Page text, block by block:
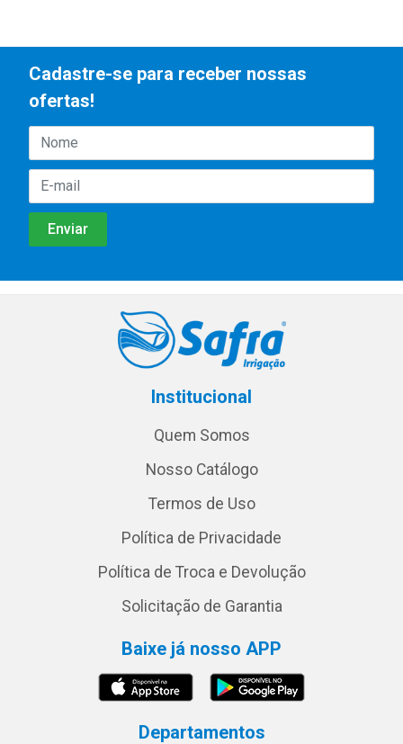
Cadastre-se para receber nossas
ofertas!
Institucional
Quem Somos
Nosso Catálogo
Termos de Uso
Política de Privacidade
Política de Troca e Devolução
Solicitação de Garantia
Baixe já nosso APP
Departamentos